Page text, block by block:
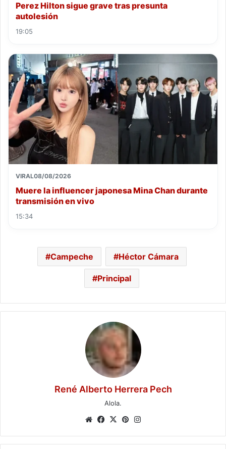
Perez Hilton sigue grave tras presunta
autolesión
19:05
VIRAL08/08/2026
Muere la influencer japonesa Mina Chan durante
transmisión en vivo
15:34
Campeche Héctor Cámara
Principal
René Alberto Herrera Pech
Alola.
WebsiteFacebook
X Pinterest